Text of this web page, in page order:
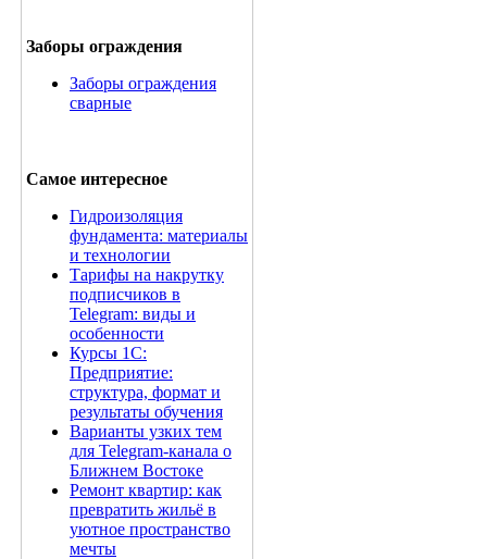
Заборы ограждения
Заборы ограждения
сварные
Самое интересное
Гидроизоляция
фундамента: материалы
и технологии
Тарифы на накрутку
подписчиков в
Telegram: виды и
особенности
Курсы 1С:
Предприятие:
структура, формат и
результаты обучения
Варианты узких тем
для Telegram-канала о
Ближнем Востоке
Ремонт квартир: как
превратить жильё в
уютное пространство
мечты